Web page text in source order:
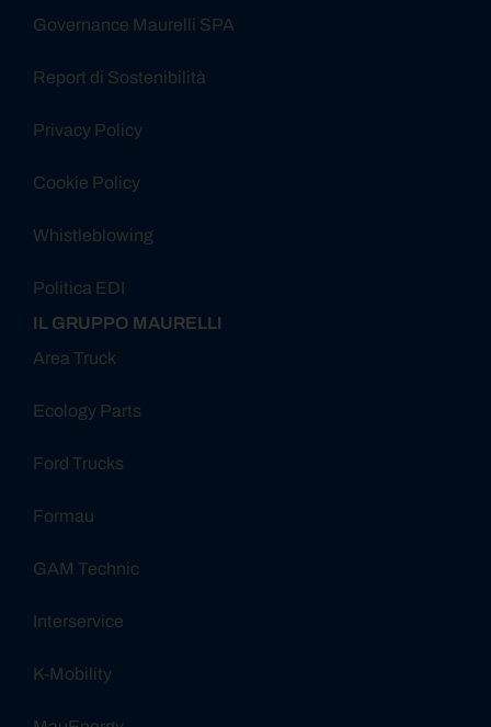
Governance Maurelli SPA
Report di Sostenibilità
Privacy Policy
Cookie Policy
Whistleblowing
Politica EDI
IL GRUPPO MAURELLI
Area Truck
Ecology Parts
Ford Trucks
Formau
GAM Technic
Interservice
K-Mobility